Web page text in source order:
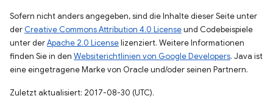
Sofern nicht anders angegeben, sind die Inhalte dieser Seite unter
der Creative Commons Attribution 4.0 Licenseund Codebeispiele
unter derApache 2.0 Licenselizenziert. Weitere Informationen
finden Sie in den Websiterichtlinien von Google Developers. Java ist
eine eingetragene Marke von Oracle und/oder seinen Partnern.
Zuletzt aktualisiert: 2017-08-30 (UTC).